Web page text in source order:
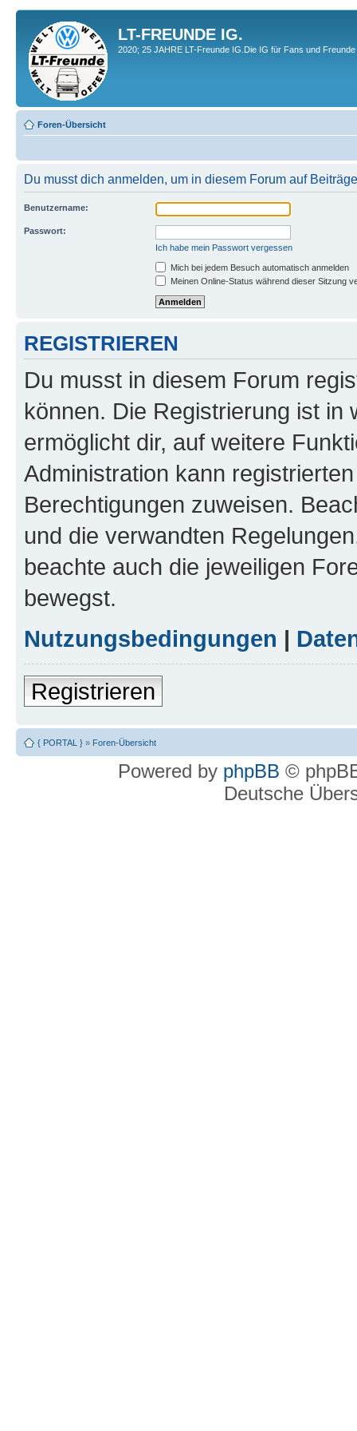
LT-FREUNDE IG.
2020; 25 JAHRE LT-Freunde IG.Die IG für Fans und
Foren-Übersicht
Du musst dich anmelden, um in diesem Forum auf
Benutzername:
Passwort:
Ich habe mein Passwort vergessen
Mich bei jedem Besuch automatisch anmelden
Meinen Online-Status während dieser Sitzung
REGISTRIEREN
Du musst in diesem Forum
können. Die Registrierung ist in
ermöglicht dir, auf weitere
Administration kann
Berechtigungen zuweisen.
und die verwandten
beachte auch die jeweiligen
bewegst.
Nutzungsbedingungen |
Registrieren
{ PORTAL } » Foren-Übersicht
Powered by phpBB ©
Deutsche